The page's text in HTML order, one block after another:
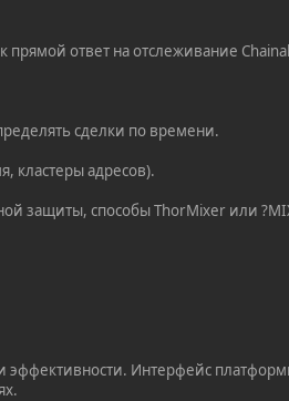
ответ на отслеживание
сделки по времени.
кластеры адресов).
защиты, способы ThorMixer или
эффективности. Интерфейс